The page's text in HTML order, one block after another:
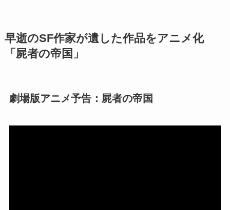
早逝のSF作家が遺した作品をアニメ化
「屍者の帝国」
劇場版アニメ予告：屍者の帝国